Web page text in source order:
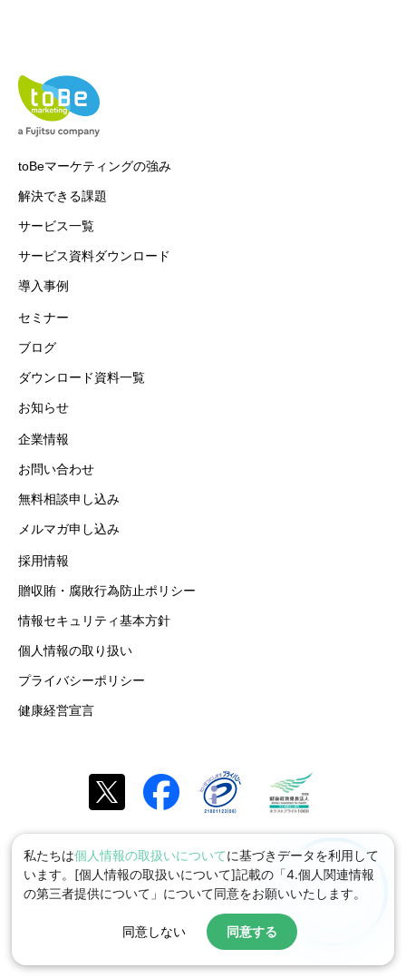
toBeマーケティングの強み
解決できる課題
サービス一覧
サービス資料ダウンロード
導入事例
セミナー
ブログ
ダウンロード資料一覧
お知らせ
企業情報
お問い合わせ
無料相談申し込み
メルマガ申し込み
採用情報
贈収賄・腐敗行為防止ポリシー
情報セキュリティ基本方針
個人情報の取り扱い
プライバシーポリシー
健康経営宣言
私たちは個人情報の取扱いについてに基づきデータを利用して
います。[個人情報の取扱いについて]記載の「4.個人関連情報
の第三者提供について」について同意をお願いいたします。
同意しない 同意する